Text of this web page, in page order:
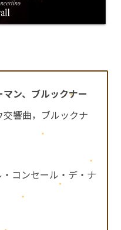
ン、ブルックナー
交響曲，ブルックナ
コンセール・デ・ナ